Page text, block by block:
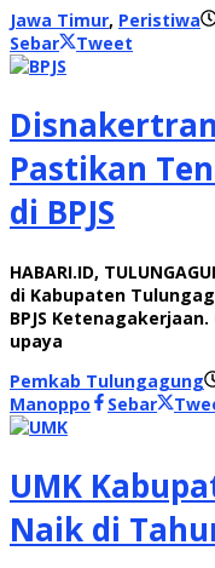
Jawa Timur, Peristiwa
Sebar
Tweet
Pastikan
di BPJS
HABARI.ID,
di Kabupaten
BPJS
upaya
Pemkab Tulungagung
Manoppo
Sebar
UMK
Naik di